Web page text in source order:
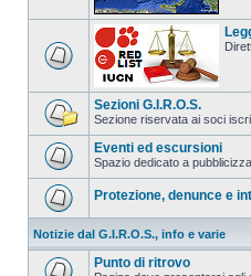
Sezioni G.I.R.O.S.
Sezione riservata ai soci
Eventi ed escursioni
Spazio dedicato a
Protezione, denunce e
Notizie dal G.I.R.O.S., info e varie
Punto di ritrovo